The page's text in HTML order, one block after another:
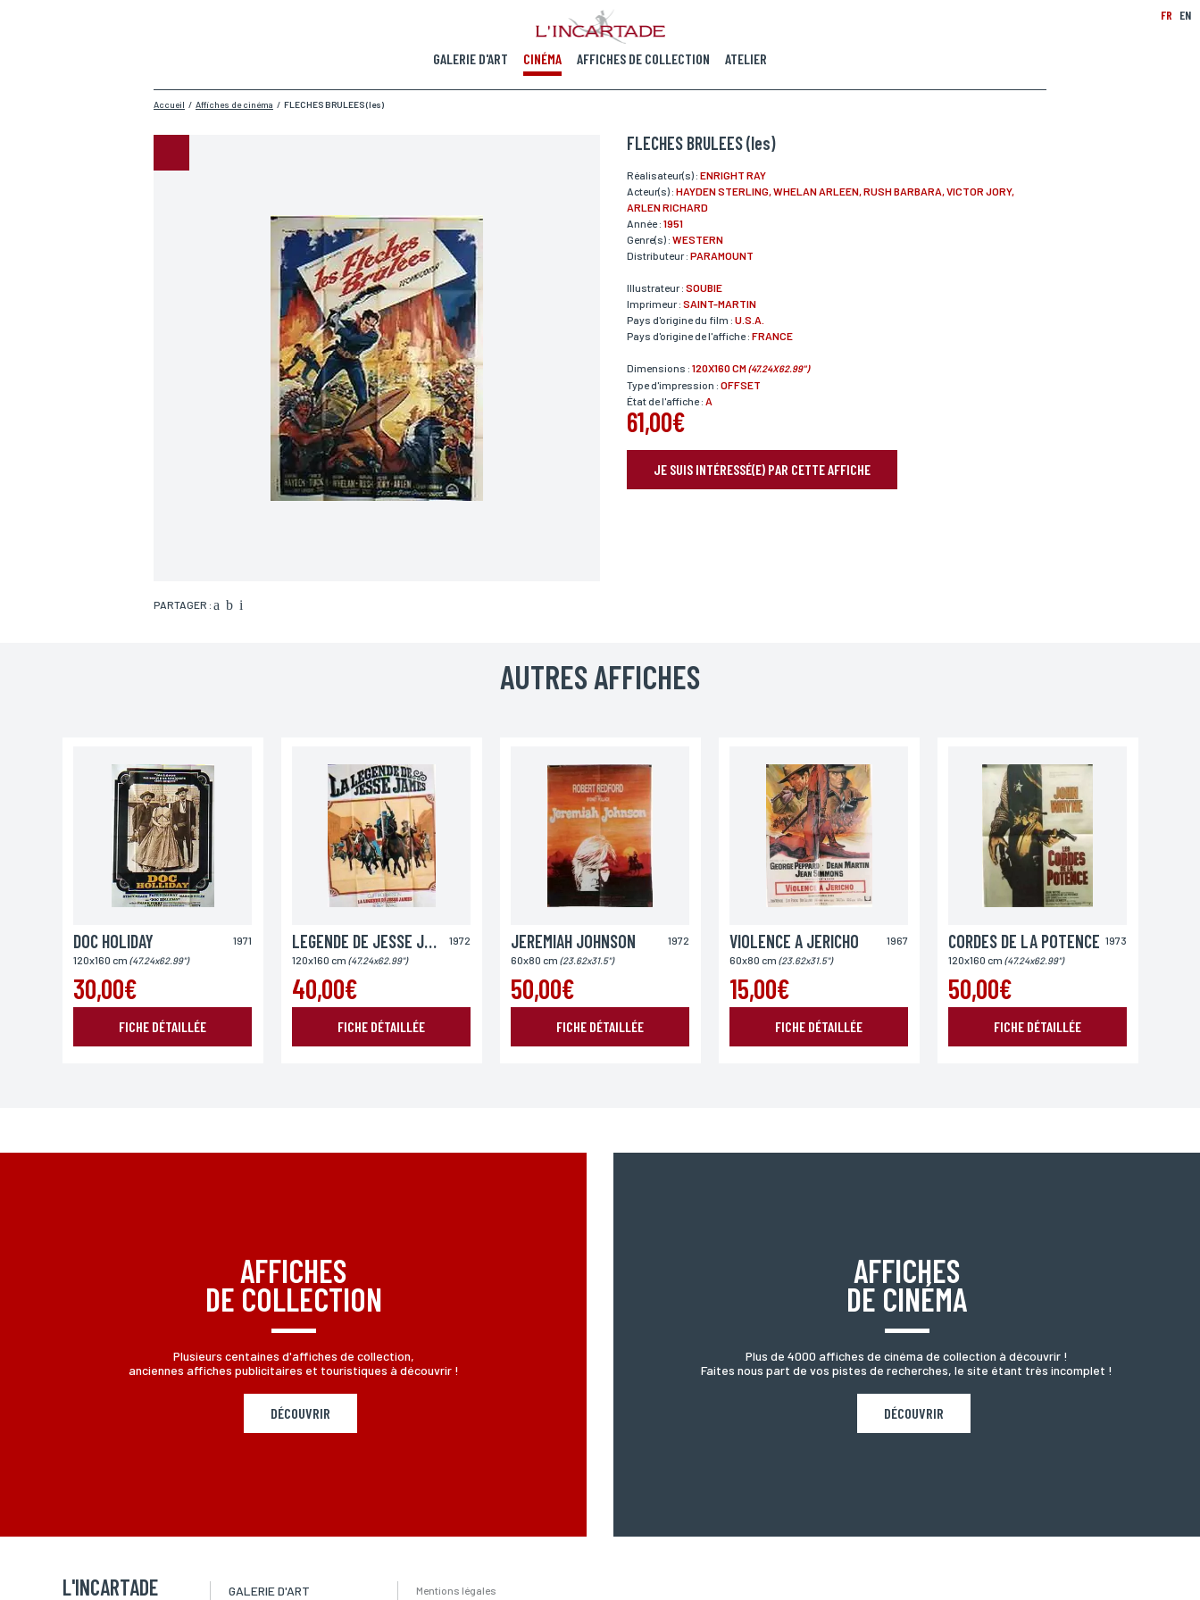
GALERIE D'ART CINÉMA AFFICHES DE COLLECTION ATELIER
FR EN
Accueil / Affiches de cinéma / FLECHES BRULEES (les)
PARTAGER :
FLECHES BRULEES (les)
Réalisateur(s) : ENRIGHT RAY
Acteur(s) : HAYDEN STERLING, WHELAN ARLEEN, RUSH BARBARA, VICTOR JORY,
ARLEN RICHARD
Année : 1951
Genre(s) : WESTERN
Distributeur : PARAMOUNT
Illustrateur : SOUBIE
Imprimeur : SAINT-MARTIN
Pays d'origine du film : U.S.A.
Pays d'origine de l'affiche : FRANCE
Dimensions : 120X160 CM(47.24X62.99")
Type d'impression : OFFSET
État de l'affiche : A
61,00€
JE SUIS INTÉRESSÉ(E) PAR CETTE AFFICHE
Adresse Code postal
Ville Pays
Lieu de livraison*
Europe Monde
AUTRES AFFICHES
1971
DOC HOLIDAY
120x160 cm (47.24x62.99")
30,00€
FICHE DÉTAILLÉE
1972
LEGENDE DE JESSE JAMES (LA)
120x160 cm (47.24x62.99")
40,00€
FICHE DÉTAILLÉE
1972
JEREMIAH JOHNSON
60x80 cm (23.62x31.5")
50,00€
FICHE DÉTAILLÉE
1967
VIOLENCE A JERICHO
60x80 cm (23.62x31.5")
15,00€
FICHE DÉTAILLÉE
1973
CORDES DE LA POTENCE
120x160 cm (47.24x62.99")
50,00€
FICHE DÉTAILLÉE
AFFICHES
DE COLLECTION
Plusieurs centaines d'affiches de collection,
anciennes affiches publicitaires et touristiques à découvrir !
DÉCOUVRIR
AFFICHES
DE CINÉMA
Plus de 4000 affiches de cinéma de collection à découvrir !
Faites nous part de vos pistes de recherches, le site étant très incomplet !
DÉCOUVRIR
L'INCARTADE GALERIE D'ART Mentions légales